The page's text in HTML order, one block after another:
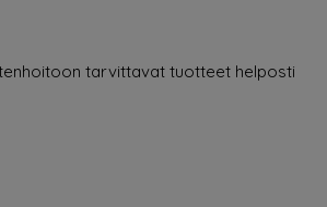
tarvittavat tuotteet helposti